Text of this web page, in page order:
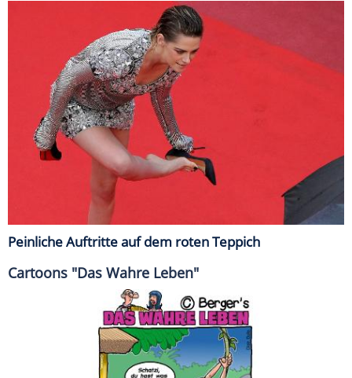
Peinliche Auftritte auf dem roten Teppich
Cartoons "Das Wahre Leben"